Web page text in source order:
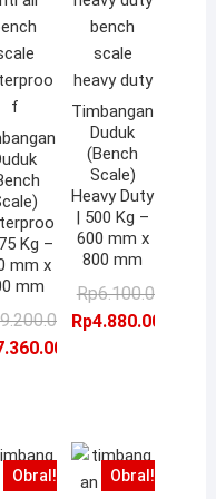
Harga
aslinya
Harga
saat
Kg –
mm x
mm
9.200.000,00Harga
Harga
Timbangan
Duduk
(Bench
Scale)
Heavy Duty
| 500 Kg –
600 mm x
800 mm
Rp6.100.000,00
Rp4.880.000,00
Obral! Obral!